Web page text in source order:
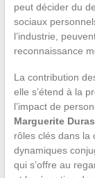
peut décider du
sociaux
l’industrie,
reconnaissance
La contribution
elle s’étend à la
l’impact de
Marguerite Duras
rôles clés dans la
dynamiques
qui s’offre au